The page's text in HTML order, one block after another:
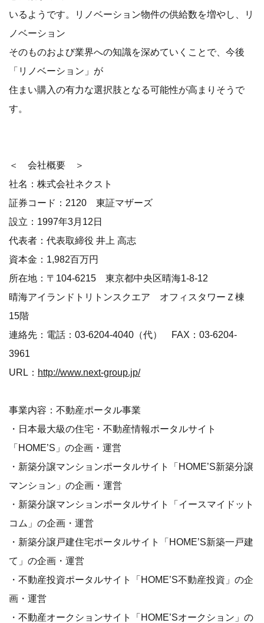
いるようです。リノベーション物件の供給数を増やし、リ
ノベーション
そのものおよび業界への知識を深めていくことで、今後
「リノベーション」が
住まい購入の有力な選択肢となる可能性が高まりそうで
す。
＜ 会社概要 ＞
社名：株式会社ネクスト
証券コード：2120 東証マザーズ
設立：1997年3月12日
代表者：代表取締役 井上 高志
資本金：1,982百万円
所在地：〒104-6215 東京都中央区晴海1-8-12
晴海アイランドトリトンスクエア オフィスタワーＺ棟
15階
連絡先：電話：03-6204-4040（代） FAX：03-6204-
3961
URL： http://www.next-group.jp/
事業内容：不動産ポータル事業
・日本最大級の住宅・不動産情報ポータルサイト
「HOME’S」の企画・運営
・新築分譲マンションポータルサイト「HOME’S新築分譲
マンション」の企画・運営
・新築分譲マンションポータルサイト「イースマイドット
コム」の企画・運営
・新築分譲戸建住宅ポータルサイト「HOME’S新築一戸建
て」の企画・運営
・不動産投資ポータルサイト「HOME’S不動産投資」の企
画・運営
・不動産オークションサイト「HOME’Sオークション」の